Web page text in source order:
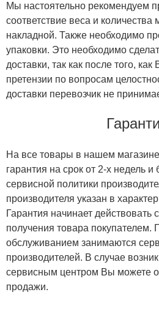
Мы настоятельно рекомендуем
соответствие веса и количества
накладной. Также необходимо
упаковки. Это необходимо
доставки, так как после того,
претензии по вопросам
доставки перевозчик не
На все товары в нашем
гарантия на срок от 2-х недель
сервисной политики
производителя указан в
Гарантия начинает действовать
получения товара покупателем.
обслуживанием занимаются
производителей. В случае
сервисным центром Вы можете
продажи.